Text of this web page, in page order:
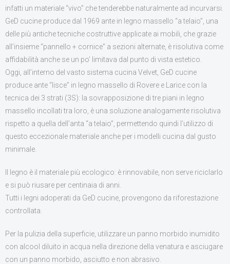
RIVENDITORI
AZIENDA
DOWNLOAD
infatti un materiale “vivo” che tenderebbe naturalmente ad incurvarsi.
GeD cucine produce dal 1969 ante in legno massello “a telaio”, una
delle più antiche tecniche costruttive applicate ai mobili, che grazie
all’insieme “pannello + cornice” a sezioni alternate, è risolutiva come
affidabilità anche se un po’ limitava dal punto di vista estetico.
Oggi, all’interno del vasto sistema cucina Velvet, GeD cucine
produce ante “lisce” in legno massello di Rovere e Larice con la
tecnica dei 3 strati (3S): la sovrapposizione di tre piani in legno
massello incollati tra loro, è una soluzione analogamente risolutiva
rispetto a quella dell’anta “a telaio”, permettendo quindi l’utilizzo di
questo eccezionale materiale anche per i modelli cucina dal gusto
minimale.
Il legno è il materiale più ecologico: è rinnovabile, non serve riciclarlo
e si può riusare per centinaia di anni.
Tutti i legni adoperati da GeD cucine, provengono da riforestazione
controllata.
Per la pulizia della superficie, utilizzare un panno morbido inumidito
con alcool diluito in acqua nella direzione della venatura e asciugare
con un panno morbido, asciutto e non abrasivo.